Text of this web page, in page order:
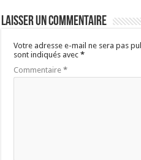
Laisser un commentaire
Votre adresse e-mail ne sera pas
sont indiqués avec*
Commentaire*